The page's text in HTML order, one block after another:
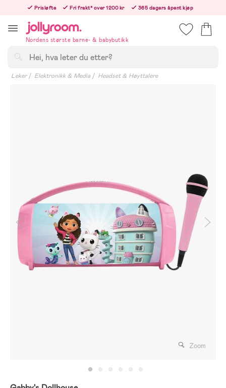
innehållet
Prisløfte Fri frakt* over 1200 kr
365 dagers åpent kjøp
Nordens største barne- & babybutikk
Leker Elektronikk & Media Headset & Høyttalere
Zoom